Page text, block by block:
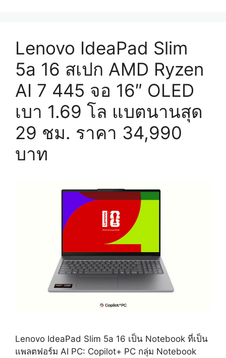
Lenovo IdeaPad Slim
5a 16 สเปก AMD Ryzen
AI 7 445 จอ 16″ OLED
เบา 1.69 โล แบตนานสุด
29 ชม. ราคา 34,990
บาท
Lenovo IdeaPad Slim 5a 16 เป็น Notebook ที่เป็น
แพลตฟอร์ม AI PC: Copilot+ PC กลุ่ม Notebook